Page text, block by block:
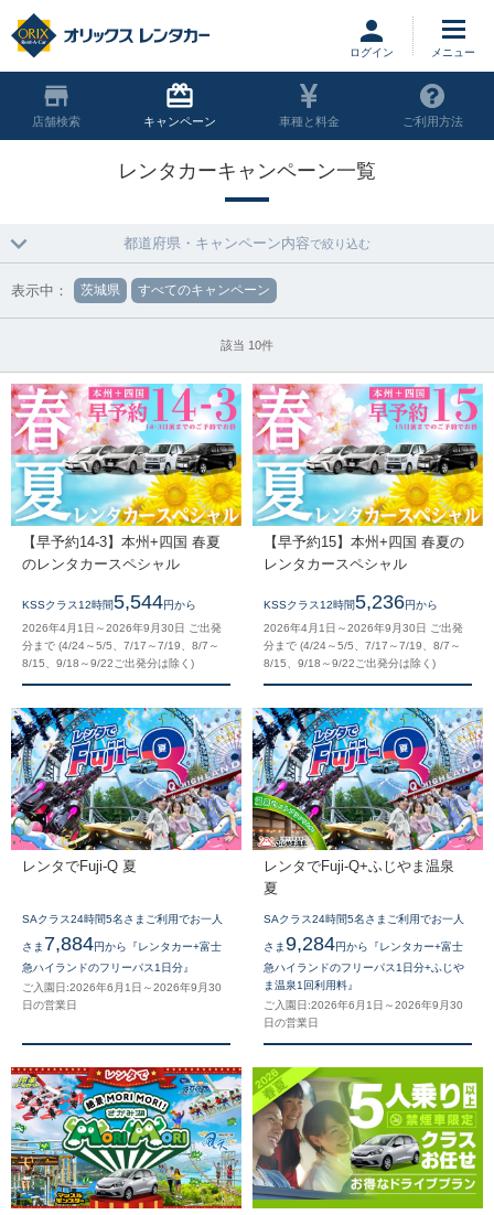
ログイン
店舗 キャンペーン 車種と料金 ご利用方法
レンタカーキャンペーン一覧
都道府県・キャンペーン内容で絞り込む
表示中： 茨城県 すべてのキャンペーン
該当 10件
【早予約14-3】本州+四国 春夏
のレンタカースペシャル
KSSクラス12時間5,544円から
2026年4月1日～2026年9月30日 ご出発
分まで (4/24～5/5、7/17～7/19、8/7～
8/15、9/18～9/22ご出発分は除く)
【早予約15】本州+四国 春夏の
レンタカースペシャル
KSSクラス12時間5,236円から
2026年4月1日～2026年9月30日 ご出発
分まで (4/24～5/5、7/17～7/19、8/7～
8/15、9/18～9/22ご出発分は除く)
レンタでFuji-Q 夏
SAクラス24時間5名さまご利用でお一人
さま 7,884円から『レンタカー+富士
急ハイランドのフリーパス1日分』
ご入園日:2026年6月1日～2026年9月30
日の営業日
レンタでFuji-Q+ふじやま温泉
夏
SAクラス24時間5名さまご利用でお一人
さま9,284円から『レンタカー+富士
急ハイランドのフリーパス1日分+ふじや
ま温泉1回利用料』
ご入園日:2026年6月1日～2026年9月30
日の営業日